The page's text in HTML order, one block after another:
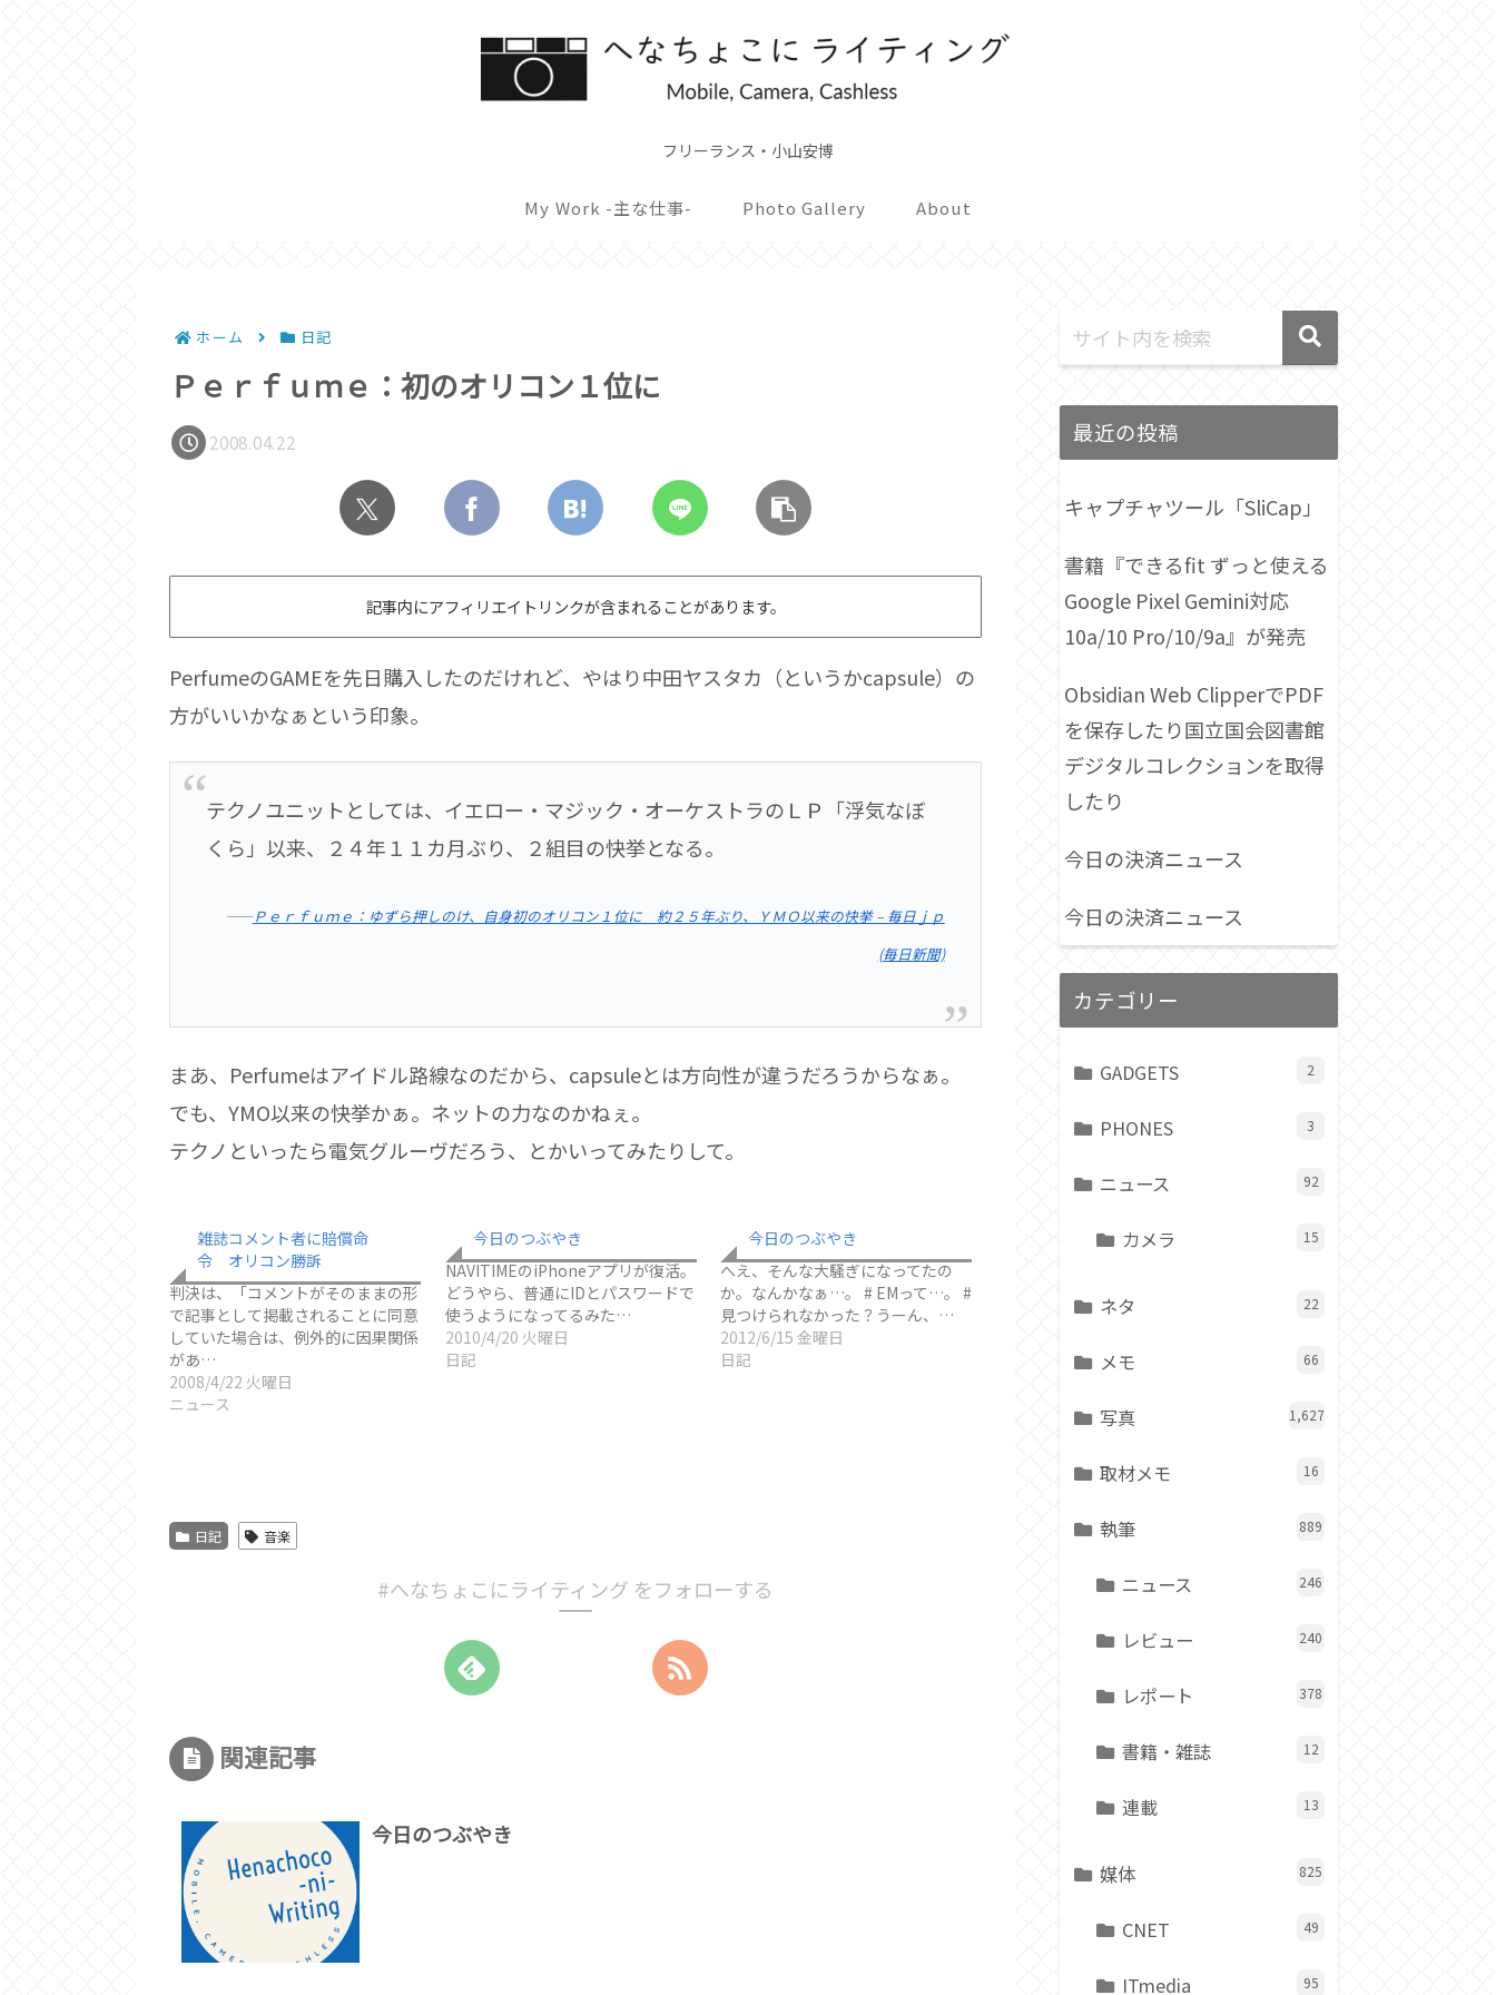
フリーランス・小山安博
My Work -主な仕事- Photo Gallery About
ホーム 日記
Ｐｅｒｆｕｍｅ：初のオリコン１位に
2008.04.22
記事内にアフィリエイトリンクが含まれることがあります。
PerfumeのGAMEを先日購入したのだけれど、やはり中田ヤスタカ（というかcapsule）の
方がいいかなぁという印象。
テクノユニットとしては、イエロー・マジック・オーケストラのＬＰ「浮気なぼ
くら」以来、２４年１１カ月ぶり、２組目の快挙となる。
――Ｐｅｒｆｕｍｅ：ゆずら押しのけ、自身初のオリコン１位に 約２５年ぶり、ＹＭＯ以来の快挙 – 毎日ｊｐ
(毎日新聞)
まあ、Perfumeはアイドル路線なのだから、capsuleとは方向性が違うだろうからなぁ。
でも、YMO以来の快挙かぁ。ネットの力なのかねぇ。
テクノといったら電気グルーヴだろう、とかいってみたりして。
雑誌コメント者に賠償命
令 オリコン勝訴
判決は、「コメントがそのままの形
で記事として掲載されることに同意
していた場合は、例外的に因果関係
があ…
2008/4/22 火曜日
ニュース
今日のつぶやき
NAVITIMEのiPhoneアプリが復活。
どうやら、普通にIDとパスワードで
使うようになってるみた…
2010/4/20 火曜日
日記
今日のつぶやき
へえ、そんな大騒ぎになってたの
か。なんかなぁ…。 # EMって…。 #
見つけられなかった？うーん、…
2012/6/15 金曜日
日記
日記 音楽
#へなちょこにライティング をフォローする
関連記事
今日のつぶやき
最近の投稿
キャプチャツール「SliCap」
書籍『できるfit ずっと使える
Google Pixel Gemini対応
10a/10 Pro/10/9a』が発売
Obsidian Web ClipperでPDF
を保存したり国立国会図書館
デジタルコレクションを取得
したり
今日の決済ニュース
今日の決済ニュース
カテゴリー
GADGETS 2
PHONES 3
ニュース 92
カメラ 15
ネタ 22
メモ 66
写真 1,627
取材メモ 16
執筆 889
ニュース 246
レビュー 240
レポート 378
書籍・雑誌 12
連載 13
媒体 825
CNET 49
ITmedia 95